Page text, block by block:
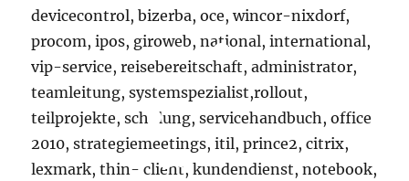
devicecontrol, bizerba, oce, wincor-nixdorf,
procom, ipos, giroweb, national, international,
vip-service, reisebereitschaft, administrator,
teamleitung, systemspezialist,rollout,
teilprojekte, schulung, servicehandbuch, office
2010, strategiemeetings, itil, prince2, citrix,
lexmark, thin- client, kundendienst, notebook,